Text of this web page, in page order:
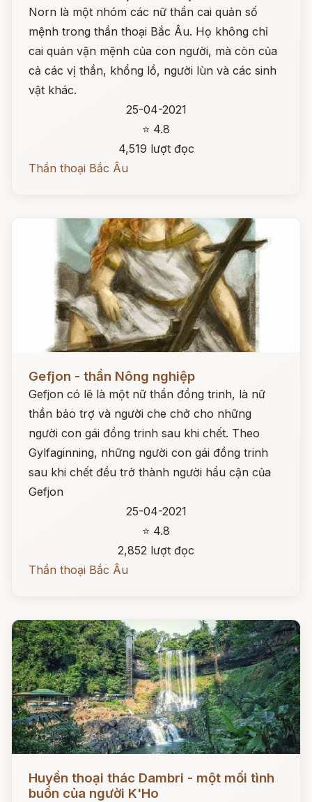
Norn là một nhóm các nữ thần cai quản số
mệnh trong thần thoại Bắc Âu. Họ không chỉ
cai quản vận mệnh của con người, mà còn của
cả các vị thần, khổng lồ, người lùn và các sinh
vật khác.
25-04-2021
⭐ 4.8
4,519 lượt đọc
Thần thoại Bắc Âu
Gefjon - thần Nông nghiệp
Gefjon có lẽ là một nữ thần đồng trinh, là nữ
thần bảo trợ và người che chở cho những
người con gái đồng trinh sau khi chết. Theo
Gylfaginning, những người con gái đồng trinh
sau khi chết đều trở thành người hầu cận của
Gefjon
25-04-2021
⭐ 4.8
2,852 lượt đọc
Thần thoại Bắc Âu
Đọc ngay
Huyền thoại thác Dambri - một mối tình
buồn của người K'Ho